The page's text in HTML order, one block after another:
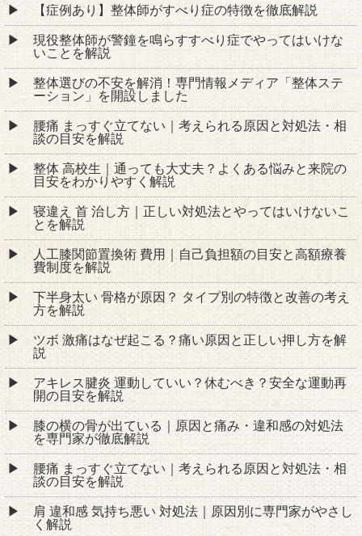
【症例あり】整体師がすべり症の特徴を徹底解説
現役整体師が警鐘を鳴らすすべり症でやってはいけな
いことを解説
整体選びの不安を解消！専門情報メディア「整体ステ
ーション」を開設しました
腰痛 まっすぐ立てない｜考えられる原因と対処法・相
談の目安を解説
整体 高校生｜通っても大丈夫？よくある悩みと来院の
目安をわかりやすく解説
寝違え 首 治し方｜正しい対処法とやってはいけないこ
とを解説
人工膝関節置換術 費用｜自己負担額の目安と高額療養
費制度を解説
下半身太い 骨格が原因？ タイプ別の特徴と改善の考え
方を解説
ツボ 激痛はなぜ起こる？痛い原因と正しい押し方を解
説
アキレス腱炎 運動していい？休むべき？安全な運動再
開の目安を解説
膝の横の骨が出ている｜原因と痛み・違和感の対処法
を専門家が徹底解説
腰痛 まっすぐ立てない｜考えられる原因と対処法・相
談の目安を解説
肩 違和感 気持ち悪い 対処法｜原因別に専門家がやさし
く解説